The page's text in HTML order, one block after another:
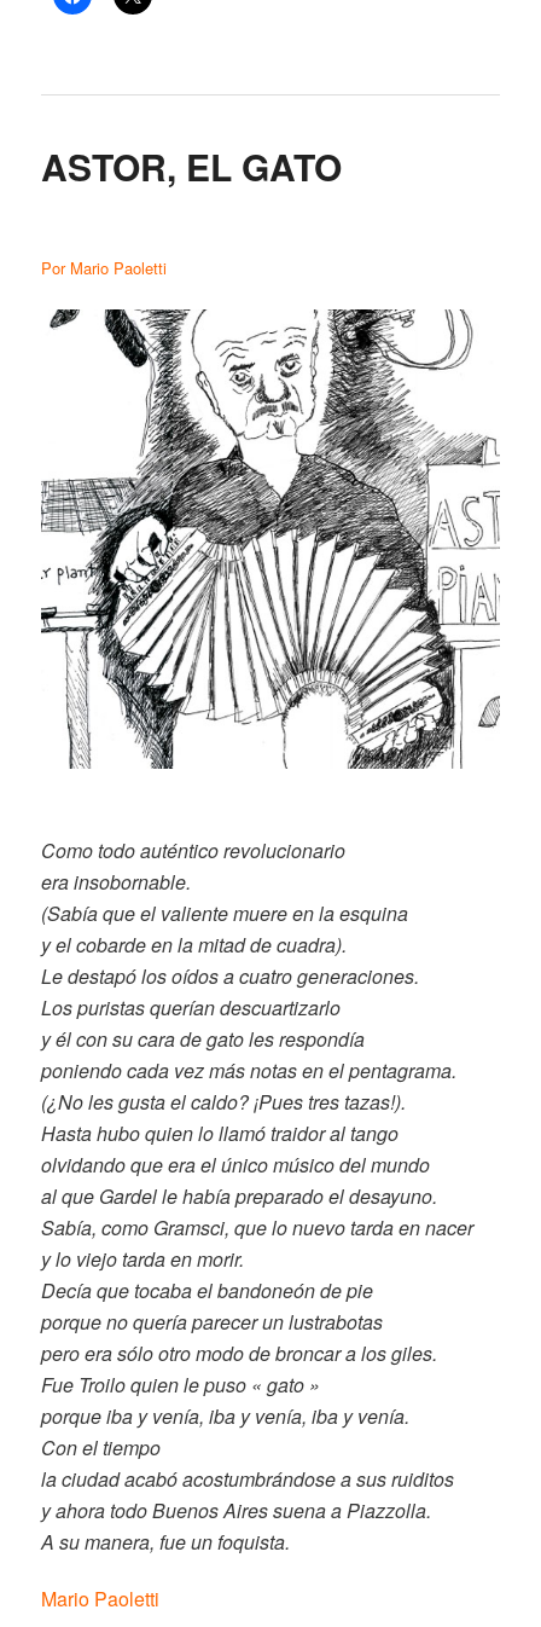
ASTOR, EL GATO
Por Mario Paoletti
Como todo auténtico revolucionario
era insobornable.
(Sabía que el valiente muere en la esquina
y el cobarde en la mitad de cuadra).
Le destapó los oídos a cuatro generaciones.
Los puristas querían descuartizarlo
y él con su cara de gato les respondía
poniendo cada vez más notas en el pentagrama.
(¿No les gusta el caldo? ¡Pues tres tazas!).
Hasta hubo quien lo llamó traidor al tango
olvidando que era el único músico del mundo
al que Gardel le había preparado el desayuno.
Sabía, como Gramsci, que lo nuevo tarda en nacer
y lo viejo tarda en morir.
Decía que tocaba el bandoneón de pie
porque no quería parecer un lustrabotas
pero era sólo otro modo de broncar a los giles.
Fue Troilo quien le puso « gato »
porque iba y venía, iba y venía, iba y venía.
Con el tiempo
la ciudad acabó acostumbrándose a sus ruiditos
y ahora todo Buenos Aires suena a Piazzolla.
A su manera, fue un foquista.
Mario Paoletti